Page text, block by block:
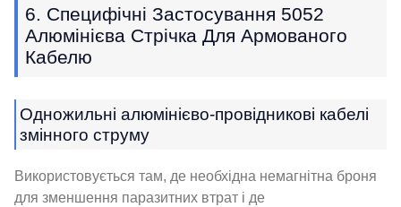
6. Специфічні Застосування 5052
Алюмінієва Стрічка Для Армованого
Кабелю
Одножильні алюмінієво-провідникові кабелі
змінного струму
Використовується там, де необхідна немагнітна броня
для зменшення паразитних втрат і де